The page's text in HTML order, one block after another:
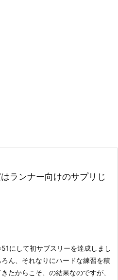
ランナー向けのサプリじ
にして初サブスリーを達成しまし
ろん、それなりにハードな練習を積
たからこそ、の結果なのですが、